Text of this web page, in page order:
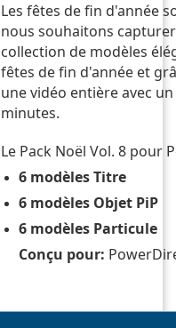
Les fêtes de fin d'année
nous souhaitons
collection de modèles
fêtes de fin d'année et
une vidéo entière avec
minutes.
Le Pack Noël Vol. 8 pour
6 modèles Titre
6 modèles Objet PiP
6 modèles Particule
Conçu pour: